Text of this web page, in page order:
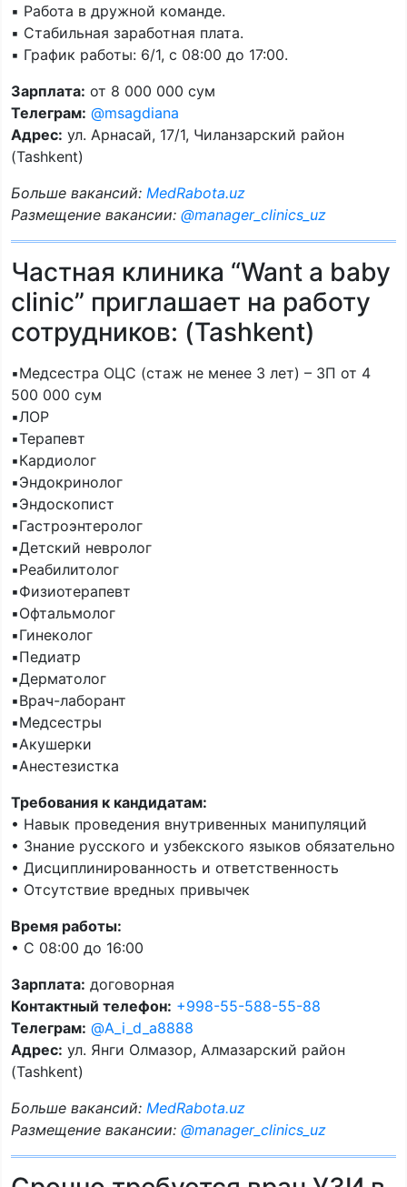
▪️ Работа в дружной команде.
▪️ Стабильная заработная плата.
▪️ График работы: 6/1, с 08:00 до 17:00.
Зарплата: от 8 000 000 сум
Телеграм: @msagdiana
Адрес: ул. Арнасай, 17/1, Чиланзарский район
(Tashkent)
Больше вакансий: MedRabota.uz
Размещение вакансии: @manager_clinics_uz
Частная клиника “Want a baby
clinic” приглашает на работу
сотрудников: (Tashkent)
▪️Медсестра ОЦС (стаж не менее 3 лет) – ЗП от 4
500 000 сум
▪️ЛОР
▪️Терапевт
▪️Кардиолог
▪️Эндокринолог
▪️Эндоскопист
▪️Гастроэнтеролог
▪️Детский невролог
▪️Реабилитолог
▪️Физиотерапевт
▪️Офтальмолог
▪️Гинеколог
▪️Педиатр
▪️Дерматолог
▪️Врач-лаборант
▪️Медсестры
▪️Акушерки
▪️Анестезистка
Требования к кандидатам:
• Навык проведения внутривенных манипуляций
• Знание русского и узбекского языков обязательно
• Дисциплинированность и ответственность
• Отсутствие вредных привычек
Время работы:
• С 08:00 до 16:00
Зарплата: договорная
Контактный телефон: +998-55-588-55-88
Телеграм: @A_i_d_a8888
Адрес: ул. Янги Олмазор, Алмазарский район
(Tashkent)
Больше вакансий: MedRabota.uz
Размещение вакансии: @manager_clinics_uz